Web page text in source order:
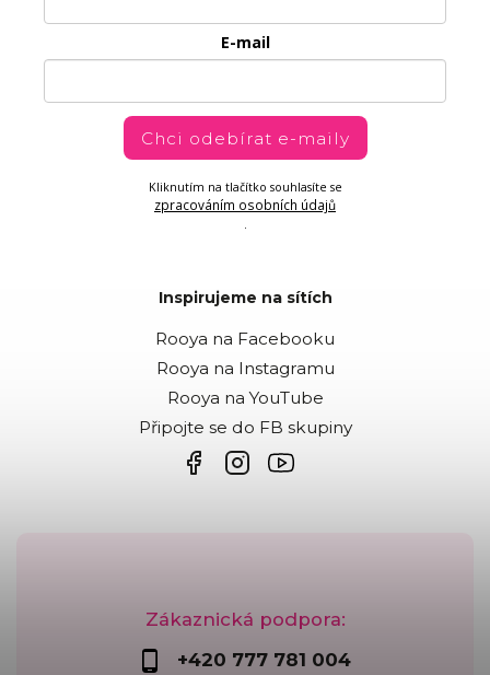
Zákaznická podpora:
+420 777 781 004
E-mail
Chci odebírat e-maily
Kliknutím na tlačítko souhlasíte se
zpracováním osobních údajů
.
Inspirujeme na sítích
Rooya na Facebooku
Rooya na Instagramu
Rooya na YouTube
Připojte se do FB skupiny